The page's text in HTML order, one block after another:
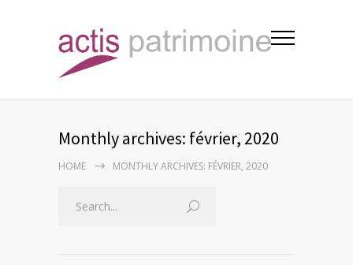
Monthly archives: février, 2020
HOME MONTHLY ARCHIVES: FÉVRIER, 2020